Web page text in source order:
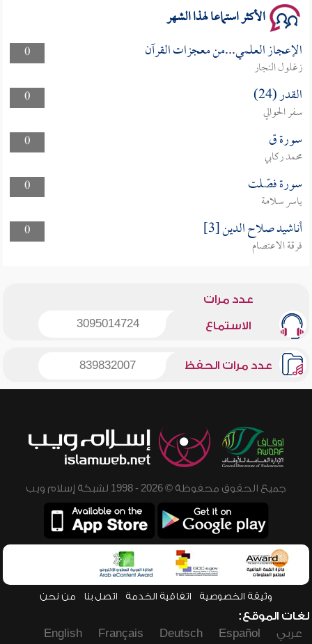
الأكثر استماعا لهذا الشهر
0 الإعجاز العلمي...من معجزات القرآن
زغلول النجار
0
القدر (24)
سفر الحوالي
0
سورة ق
محمد ركابي
0
سورة فصّلت
ياسر سلامة
0
أناشيد صلاح الدين [3]
فرقة الاعتصام
عدد مرات
الاستماع 3095014724
عدد مرات الحفظ 839832007
جميع الحقوق محفوظة © 2026 - 1998 لشبكة إسلام ويب
وثيقة الخصوصية اتفاقية الخدمة اتصل بنا من نحن
لغات الموقع:
عربي
Español
Deutsch
Français
English